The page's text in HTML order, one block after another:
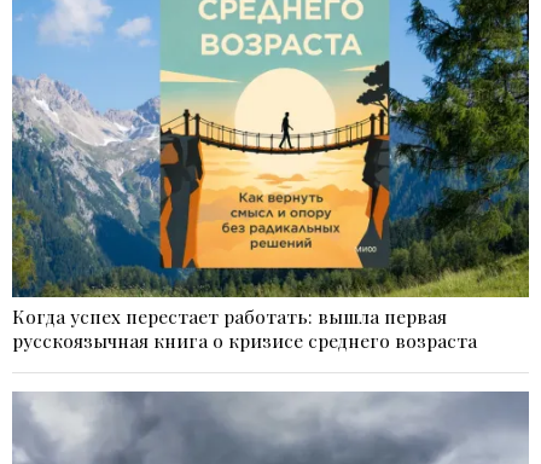
Когда успех перестает работать: вышла первая
русскоязычная книга о кризисе среднего возраста